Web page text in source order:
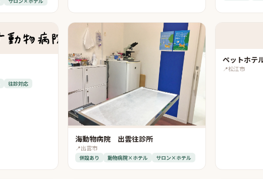
往診対応
海動物病院 出雲往診所
📍出雲市
併設あり 動物病院×ホテル サロン×ホテル
ペットホテ
📍松江市